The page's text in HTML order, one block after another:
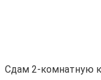
Cдaм 2‑кoмнaтную